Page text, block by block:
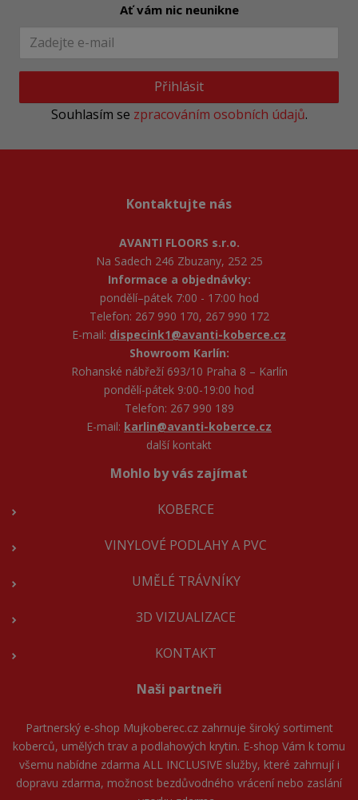
Ať vám nic neunikne
Přihlásit
Souhlasím se zpracováním osobních údajů.
Kontaktujte nás
AVANTI FLOORS s.r.o.
Na Sadech 246 Zbuzany, 252 25
Informace a objednávky:
pondělí–pátek 7:00 - 17:00 hod
Telefon: 267 990 170, 267 990 172
E-mail: dispecink1@avanti-koberce.cz
Showroom Karlín:
Rohanské nábřeží 693/10 Praha 8 – Karlín
pondělí-pátek 9:00-19:00 hod
Telefon: 267 990 189
E-mail: karlin@avanti-koberce.cz
další kontakt
Mohlo by vás zajímat
KOBERCE
VINYLOVÉ PODLAHY A PVC
UMĚLÉ TRÁVNÍKY
3D VIZUALIZACE
KONTAKT
Naši partneři
Partnerský e-shop Mujkoberec.czzahrnuje široký sortiment
koberců, umělých trav a podlahových krytin. E-shop Vám k tomu
všemu nabídne zdarma ALL INCLUSIVE služby, které zahrnují i
dopravu zdarma, možnost bezdůvodného vrácení nebo zaslání